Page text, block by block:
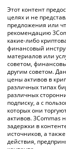
цен Bitcoin Cash,
Bitcoin Cash в
Этот контент
целях и не
предложения или
рекомендацию
какие-либо
финансовый
материалов или
советом,
другим советом.
цены активов в
различных типах
различных
подписку, а с
которых они
активов. 3Commas
задержки в
источников, а
действия,